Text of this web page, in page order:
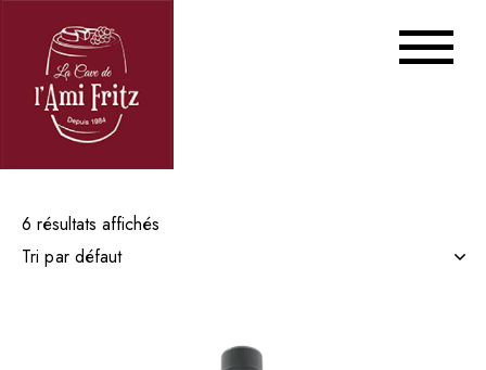
6 résultats affichés